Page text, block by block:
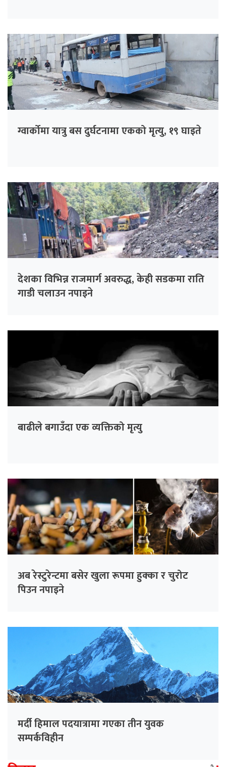
ग्वार्कोमा यात्रु बस दुर्घटनामा एकको मृत्यु, १९ घाइते
देशका विभिन्न राजमार्ग अवरुद्ध, केही सडकमा राति
गाडी चलाउन नपाइने
बाढीले बगाउँदा एक व्यक्तिको मृत्यु
अब रेस्टुरेन्टमा बसेर खुला रूपमा हुक्का र चुरोट
पिउन नपाइने
मर्दी हिमाल पदयात्रामा गएका तीन युवक
सम्पर्कविहीन